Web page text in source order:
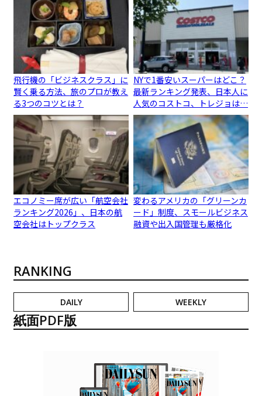
飛行機の「ビジネスクラス」に
賢く乗る方法、旅のプロが教え
る3つのコツとは？
NYで1番安いスーパーはどこ？
最新ランキング発表、日本人に
人気のコストコ、トレジョは…
エコノミー席が広い「航空会社
ランキング2026」、日本の航
空会社はトップクラス
変わるアメリカの「グリーンカ
ード」制度、スモールビジネス
融資や出入国管理も厳格化
RANKING
DAILY WEEKLY
紙面PDF版